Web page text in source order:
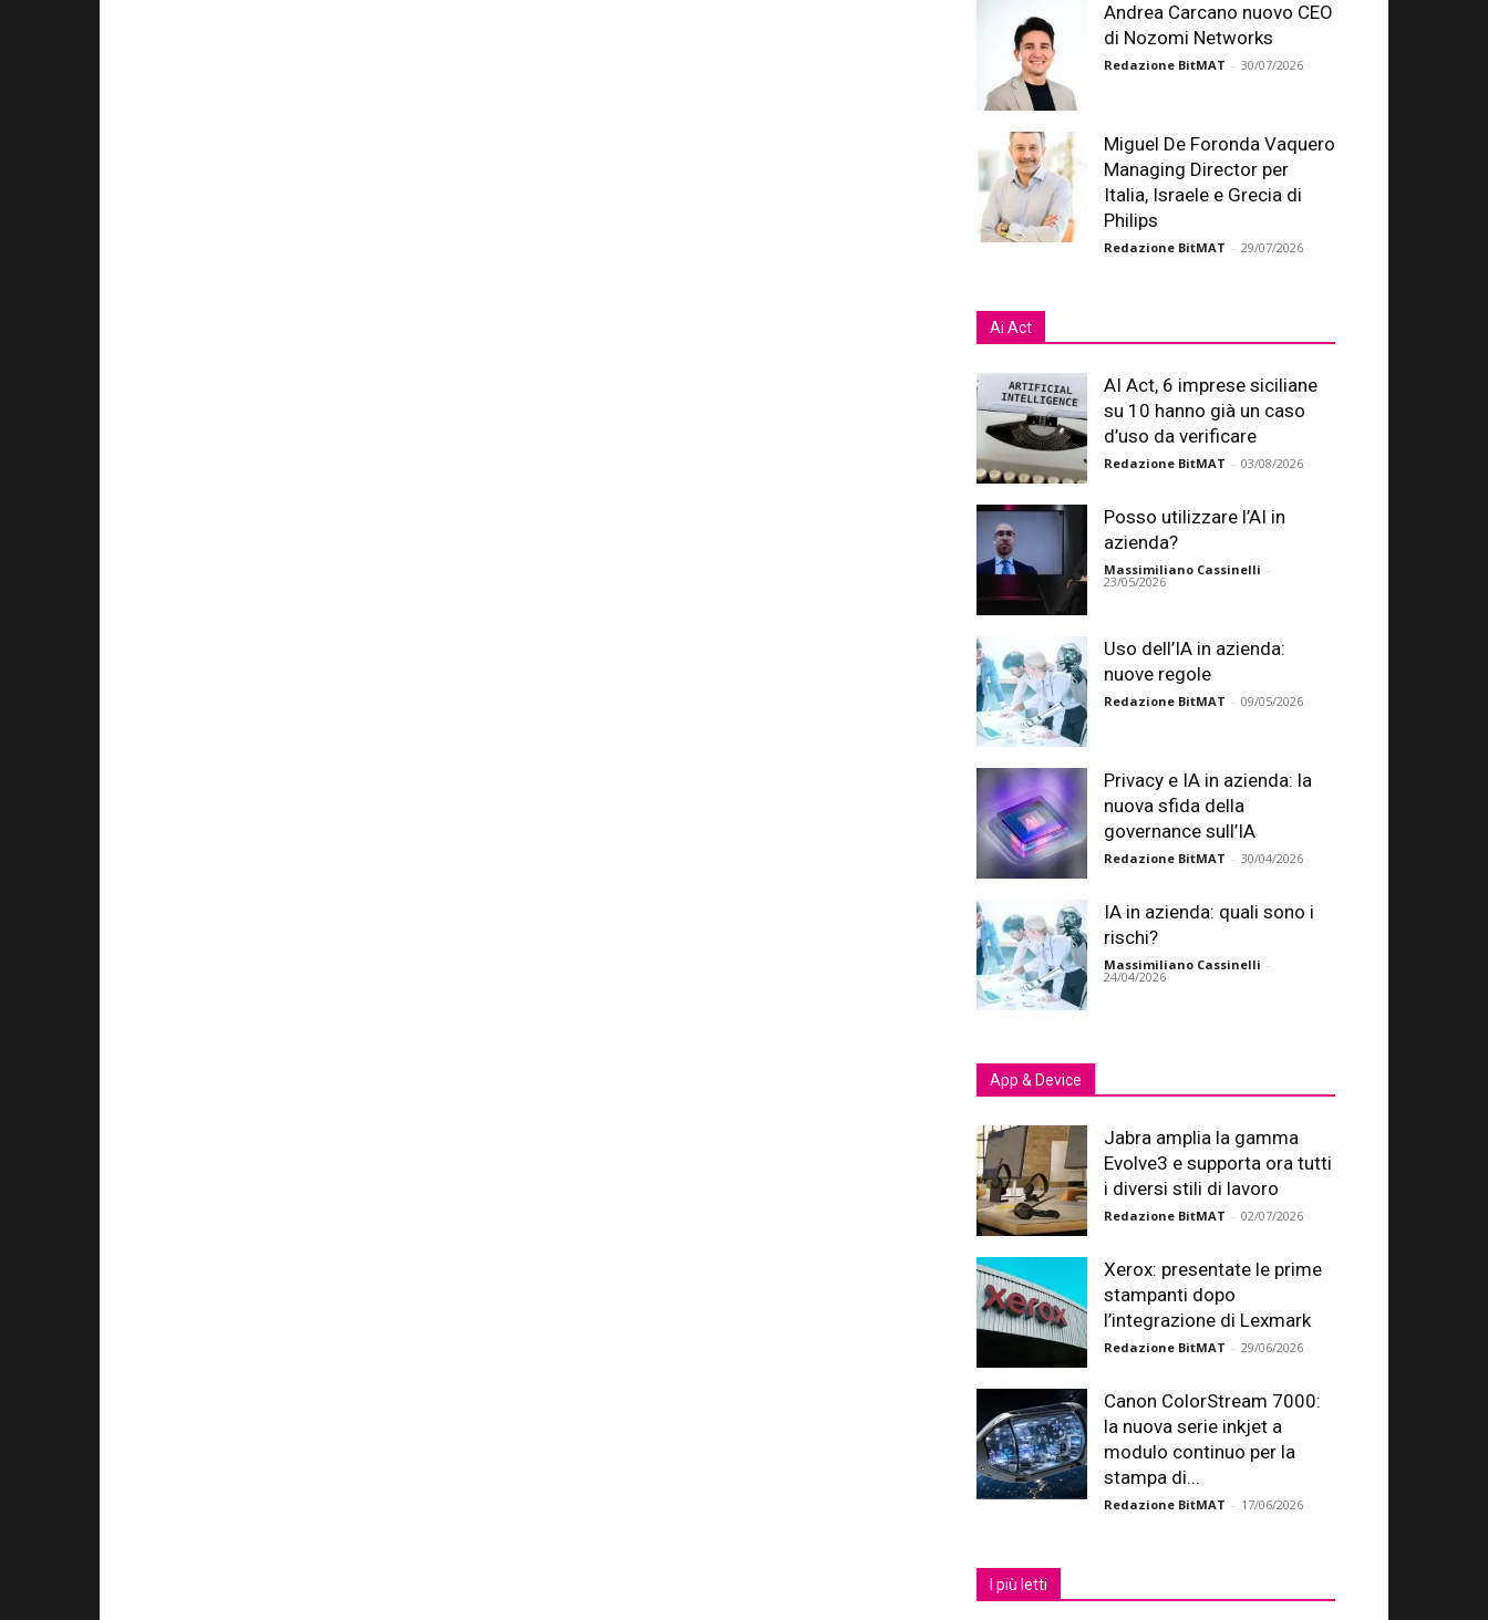
Andrea Carcano nuovo CEO
di Nozomi Networks
Redazione BitMAT - 30/07/2026
Miguel De Foronda Vaquero
Managing Director per
Italia, Israele e Grecia di
Philips
Redazione BitMAT - 29/07/2026
Ai Act
AI Act, 6 imprese siciliane
su 10 hanno già un caso
d’uso da verificare
Redazione BitMAT - 03/08/2026
Posso utilizzare l’AI in
azienda?
Massimiliano Cassinelli -
23/05/2026
Uso dell’IA in azienda:
nuove regole
Redazione BitMAT - 09/05/2026
Privacy e IA in azienda: la
nuova sfida della
governance sull’IA
Redazione BitMAT - 30/04/2026
IA in azienda: quali sono i
rischi?
Massimiliano Cassinelli -
24/04/2026
App & Device
Jabra amplia la gamma
Evolve3 e supporta ora tutti
i diversi stili di lavoro
Redazione BitMAT - 02/07/2026
Xerox: presentate le prime
stampanti dopo
l’integrazione di Lexmark
Redazione BitMAT - 29/06/2026
Canon ColorStream 7000:
la nuova serie inkjet a
modulo continuo per la
stampa di...
Redazione BitMAT - 17/06/2026
I più letti